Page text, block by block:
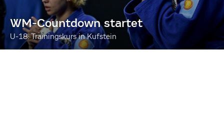
WM-Countdown startet
U-18: Trainingskurs in Kufstein